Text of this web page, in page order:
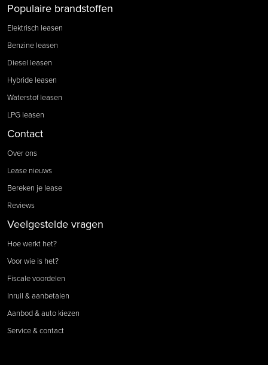
Populaire brandstoffen
Elektrisch leasen
Benzine leasen
Diesel leasen
Hybride leasen
Waterstof leasen
LPG leasen
Contact
Over ons
Lease nieuws
Bereken je lease
Reviews
Veelgestelde vragen
Hoe werkt het?
Voor wie is het?
Fiscale voordelen
Inruil & aanbetalen
Aanbod & auto kiezen
Service & contact